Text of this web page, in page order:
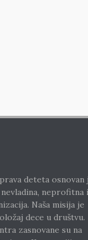
deteta osnovan
neprofitna i
Naša misija je
dece u društvu.
zasnovane su na